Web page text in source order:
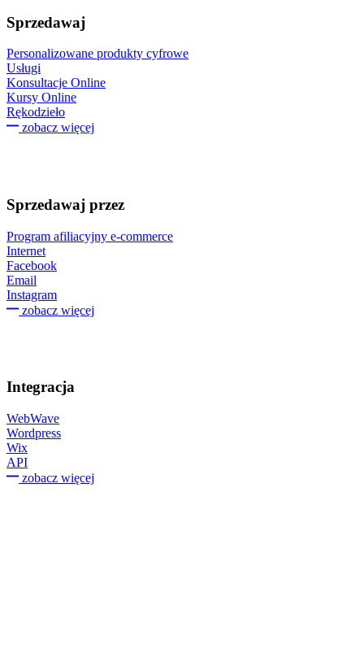
Sprzedawaj
Personalizowane produkty cyfrowe
Usługi
Konsultacje Online
Kursy Online
Rękodzieło
zobacz więcej
Sprzedawaj przez
Program afiliacyjny e-commerce
Internet
Facebook
Email
Instagram
zobacz więcej
Integracja
WebWave
Wordpress
Wix
API
zobacz więcej